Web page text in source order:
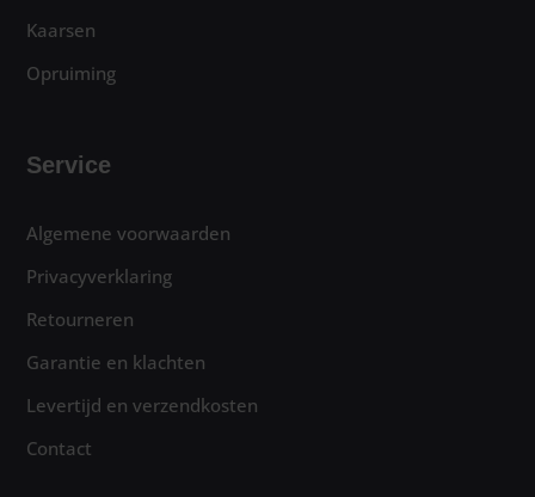
Kaarsen
Opruiming
Service
Algemene voorwaarden
Privacyverklaring
Retourneren
Garantie en klachten
Levertijd en verzendkosten
Contact